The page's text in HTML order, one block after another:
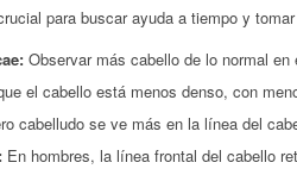
para buscar ayuda a tiempo y
Observar más cabello de lo normal
el cabello está menos denso, con
cabelludo se ve más en la línea del
En hombres, la línea frontal del cabello